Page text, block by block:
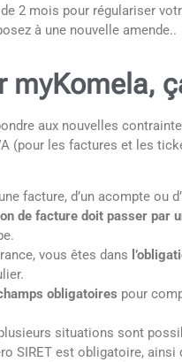
2 mois pour régulariser
à une nouvelle amende..
myKomela,
aux nouvelles
(pour les factures et les
facture, d’un acompte ou
de facture doit passer par
vous êtes dans
obligatoires pour
situations sont
SIRET est obligatoire,